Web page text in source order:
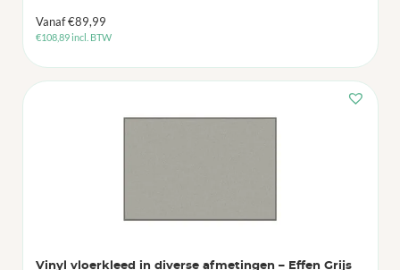
Vanaf€89,99
€108,89incl. BTW
Vinyl vloerkleed in diverse afmetingen – Effen Grijs